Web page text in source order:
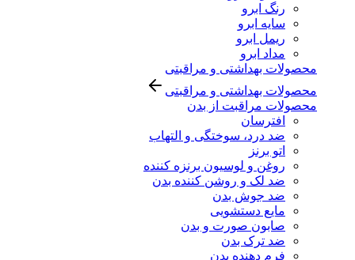
رنگ ابرو
سایه ابرو
ریمل ابرو
مداد ابرو
محصولات بهداشتی و مراقبتی
محصولات بهداشتی و مراقبتی
محصولات مراقبت از بدن
افترسان
ضد درد، سوختگی و التهاب
اتو برنز
روغن و لوسیون برنزه کننده
ضد لک و روشن کننده بدن
ضد جوش بدن
مایع دستشویی
صابون صورت و بدن
ضد ترک بدن
فرم دهنده بدن